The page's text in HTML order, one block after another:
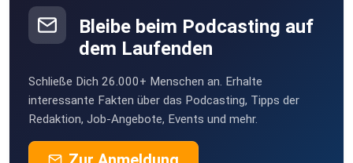
Bleibe beim Podcasting auf
dem Laufenden
Schließe Dich 26.000+ Menschen an. Erhalte
interessante Fakten über das Podcasting, Tipps der
Redaktion, Job-Angebote, Events und mehr.